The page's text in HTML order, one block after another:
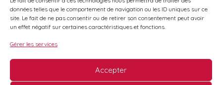
données telles que le comportement de navigation ou les ID uniques sur ce
site. Le fait de ne pas consentir ou de retirer son consentement peut avoir
un effet négatif sur certaines caractéristiques et fonctions.
Gérer les services
Accepter